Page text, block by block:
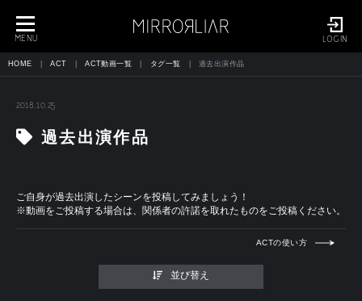
LOGIN
toggle
navigation
MENU
HOME ACT ACT動画一覧 タグ一覧 過去出演作品
2018.10.25
過去出演作品
ご自身が過去出演したシーンを投稿してみましょう！
※動画をご投稿する場合は、関係者の許諾を取れたものをご投稿ください。
ACTの使い方
並び替え